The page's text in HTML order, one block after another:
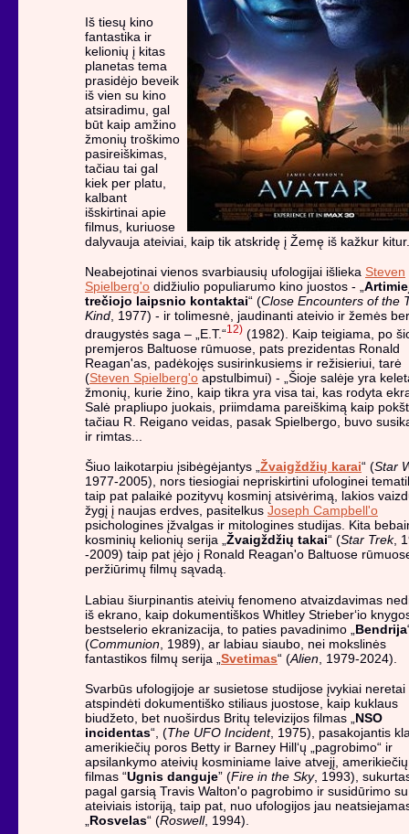
Iš tiesų kino
fantastika ir
kelionių į kitas
planetas tema
prasidėjo beveik
iš vien su kino
atsiradimu, gal
būt kaip amžino
žmonių troškimo
pasireiškimas,
tačiau tai gal
kiek per platu,
kalbant
išskirtinai apie
filmus, kuriuose
dalyvauja ateiviai, kaip tik atskridę į Žemę iš kažkur kitur.
Neabejotinai vienos svarbiausių ufologijai išlieka Steven
Spielberg'o didžiulio populiarumo kino juostos - „
trečiojo laipsnio kontaktai“ (Close Encounters of the
Kind, 1977) - ir tolimesnė, jaudinanti ateivio ir žemės
draugystės saga – „E.T.“12) (1982). Kaip teigiama, po
premjeros Baltuose rūmuose, pats prezidentas Ronald
Reagan'as, padėkojęs susirinkusiems ir režisieriui, tarė
(Steven Spielberg'o apstulbimui) - „Šioje salėje yra
žmonių, kurie žino, kaip tikra yra visa tai, kas rodyta
Salė prapliupo juokais, priimdama pareiškimą kaip
tačiau R. Reigano veidas, pasak Spielbergo, buvo
ir rimtas...
Šiuo laikotarpiu įsibėgėjantys „Žvaigždžių karai“ (Star
1977-2005), nors tiesiogiai nepriskirtini ufologinei
taip pat palaikė pozityvų kosminį atsivėrimą, lakios
žygį į naujas erdves, pasitelkus Joseph Campbell'o
psichologines įžvalgas ir mitologines studijas. Kita
kosminių kelionių serija „Žvaigždžių takai“ (Star Trek,
-2009) taip pat įėjo į Ronald Reagan'o Baltuose
peržiūrimų filmų sąvadą.
Labiau šiurpinantis ateivių fenomeno atvaizdavimas
iš ekrano, kaip dokumentiškos Whitley Strieber‘io
bestselerio ekranizacija, to paties pavadinimo „ Bendrija
(Communion , 1989), ar labiau siaubo, nei mokslinės
fantastikos filmų serija „ Svetimas“ (Alien , 1979-2024).
Svarbūs ufologijoje ar susietose studijose įvykiai neretai
atspindėti dokumentiško stiliaus juostose, kaip kuklaus
biudžeto, bet nuoširdus Britų televizijos filmas „ NSO
incidentas“, (The UFO Incident, 1975), pasakojantis
amerikiečių poros Betty ir Barney Hill‘ų „pagrobimo“ ir
apsilankymo ateivių kosminiame laive atvejį, amerikiečių
filmas “Ugnis danguje” (Fire in the Sky, 1993),
pagal garsią Travis Walton'o pagrobimo ir susidūrimo su
ateiviais istoriją, taip pat, nuo ufologijos jau
Rosvelas“ (Roswell, 1994).